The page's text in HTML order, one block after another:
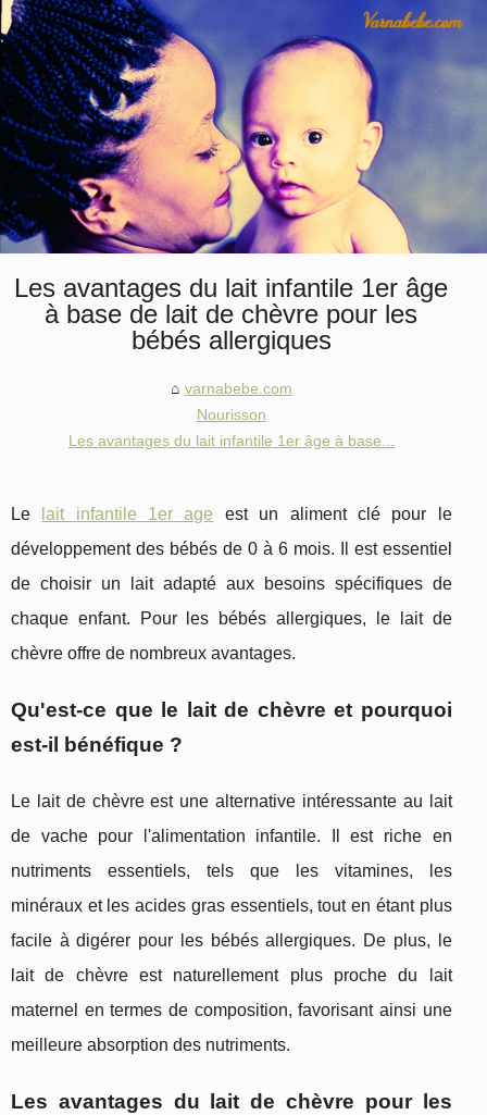
Les avantages du lait infantile 1er âge
à base de lait de chèvre pour les
bébés allergiques
varnabebe.com
Nourisson
Les avantages du lait infantile 1er âge à base...
Le lait infantile 1er age est un aliment clé pour le
développement des bébés de 0 à 6 mois. Il est essentiel
de choisir un lait adapté aux besoins spécifiques de
chaque enfant. Pour les bébés allergiques, le lait de
chèvre offre de nombreux avantages.
Qu'est-ce que le lait de chèvre et pourquoi
est-il bénéfique ?
Le lait de chèvre est une alternative intéressante au lait
de vache pour l'alimentation infantile. Il est riche en
nutriments essentiels, tels que les vitamines, les
minéraux et les acides gras essentiels, tout en étant plus
facile à digérer pour les bébés allergiques. De plus, le
lait de chèvre est naturellement plus proche du lait
maternel en termes de composition, favorisant ainsi une
meilleure absorption des nutriments.
Les avantages du lait de chèvre pour les